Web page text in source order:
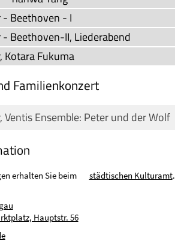
Beethoven - I
Beethoven-II, Liederabend
Kotara Fukuma
Familienkonzert
Ensemble: Peter und der Wolf
erhalten Sie beim städtischen Kulturamt.
Hauptstr. 56